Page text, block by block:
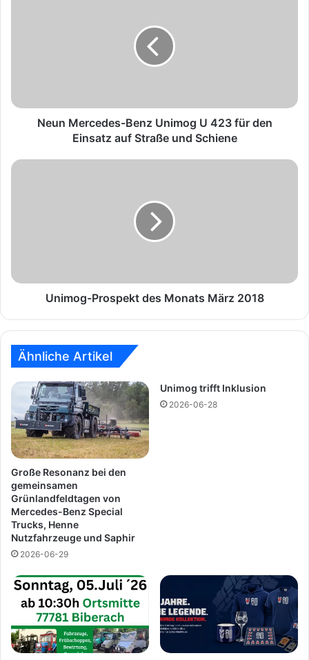
e
-
m
U
3
d
e
n
E
i
n
s
a
t
z
u
t
r
Neun Mercedes-Benz Unimog U 423 für den
Einsatz auf Straße und Schiene
U
r
t
d
M
o
n
a
t
s
M
ä
r
z
0
Unimog-Prospekt des Monats März 2018
Ähnliche Artikel
Große Resonanz bei den
gemeinsamen
Grünlandfeldtagen von
Mercedes-Benz Special
Trucks, Henne
Nutzfahrzeuge und Saphir
2026-06-29
Unimog trifft Inklusion
2026-06-28